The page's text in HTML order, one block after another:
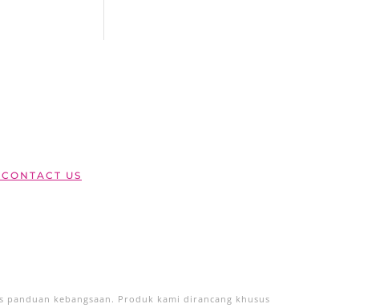
CONTACT US
kebangsaan. Produk kami dirancang khusus